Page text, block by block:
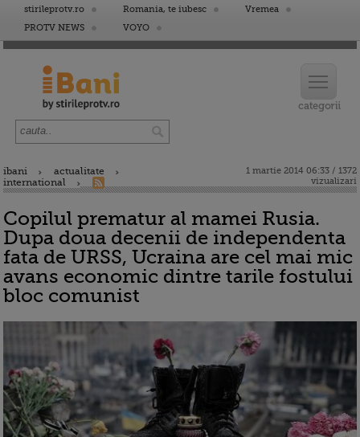
stirileprotv.ro Romania, te iubesc
Vremea
PROTV NEWS
VOYO
ibani
actualitate
international
1 martie 2014 06:33 / 1372
vizualizari
Copilul prematur al mamei Rusia.
Dupa doua decenii de independenta
fata de URSS, Ucraina are cel mai mic
avans economic dintre tarile fostului
bloc comunist